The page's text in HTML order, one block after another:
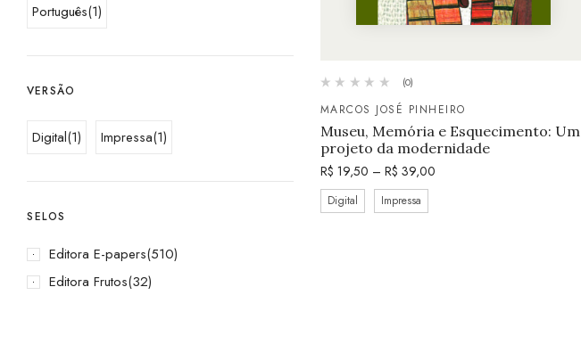
Português(1)
VERSÃO
Digital(1) Impressa(1)
SELOS
Editora E-papers(510)
Editora Frutos(32)
(0)
MARCOS JOSÉ PINHEIRO
Museu, Memória e Esquecimento: Um
projeto da modernidade
R$ 19,50 – R$ 39,00
Digital Impressa